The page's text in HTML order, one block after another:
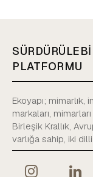
PLATFORMU
Ekoyapı; mimarlık,
markaları,
Birleşik Krallık,
varlığa sahip, iki